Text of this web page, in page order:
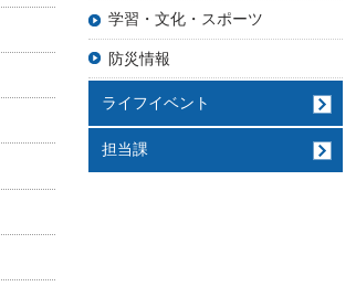
学習・文化・スポーツ
防災情報
ライフイベント
担当課